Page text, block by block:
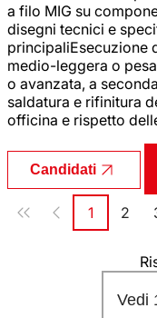
a filo MIG su
disegni tecnici e
principaliEsecuzione
medio-leggera o
o avanzata, a
saldatura e rifinitura
officina e rispetto
Candidati
Paginazione
Pagina
1 2
Vedi